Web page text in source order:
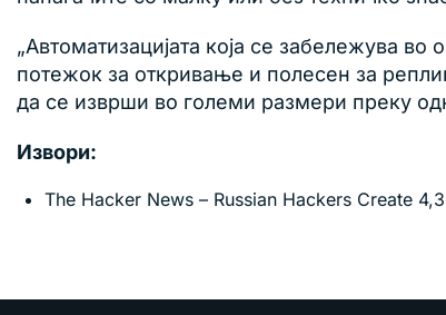
„Автоматизацијата која се забележува
потежок за откривање и полесен за
да се изврши во големи размери преку
Извори:
The Hacker News – Russian Hackers Create